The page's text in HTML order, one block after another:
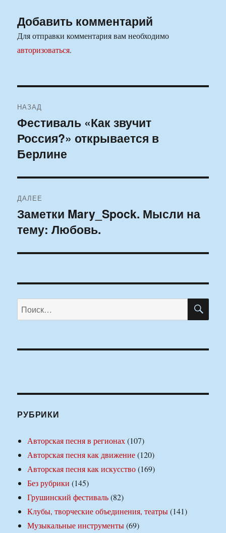
Добавить комментарий
Для отправки комментария вам необходимо
авторизоваться.
по
записям
НАЗАД
Предыдущая
запись:
Фестиваль «Как звучит
Россия?» открывается в
Берлине
ДАЛЕЕ
Следующая
запись:
Заметки Mary_Spock. Мысли на
тему: Любовь.
Искать:
РУБРИКИ
Авторская песня в регионах(107)
Авторская песня как движение(120)
Авторская песня как искусство(169)
Без рубрики (145)
Грушинский фестиваль(82)
Клубы, творческие объединения, театры(141)
Музыкальные инструменты(69)